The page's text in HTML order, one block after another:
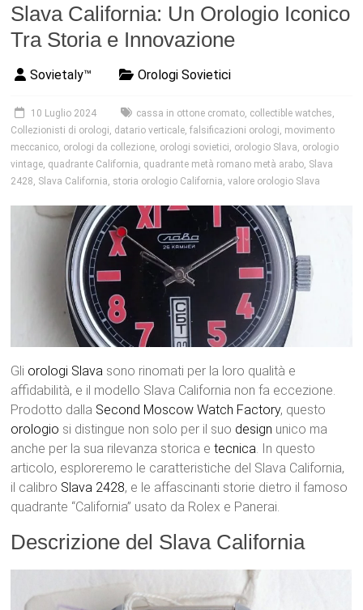
Slava California: Un Orologio Iconico
Tra Storia e Innovazione
Sovietaly™ Orologi Sovietici
10 Luglio 2024 cassa in ottone cromato, collectible watches,
Collezionisti di orologi, datario verticale,falsificazioni orologi, movimento
meccanico, orologi da collezione, orologi sovietici, orologio Slava, orologio
vintage, quadrante California, quadrante metà romano metà arabo, Slava
2428, Slava California, storia orologio California,valore orologio Slava
Gli orologi Slava sono rinomati per la loro qualità e
affidabilità, e il modello Slava California non fa eccezione.
Prodotto dalla Second Moscow Watch Factory, questo
orologio si distingue non solo per il suo design unico ma
anche per la sua rilevanza storica etecnica. In questo
articolo, esploreremo le caratteristiche del Slava California,
il calibro Slava 2428, e le affascinanti storie dietro il famoso
quadrante “California” usato da Rolex e Panerai.
Descrizione del Slava California